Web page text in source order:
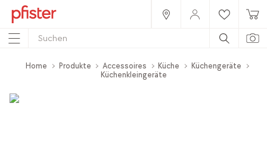
Home Produkte Accessoires Küche
Küchengeräte
Küchenkleingeräte